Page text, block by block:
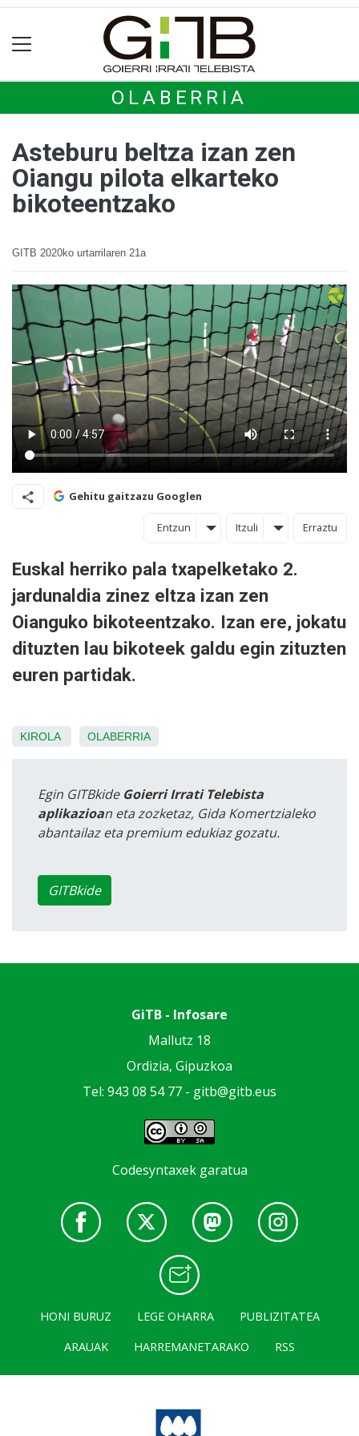
OLABERRIA
Asteburu beltza izan zen
Oiangu pilota elkarteko
bikoteentzako
GITB 2020ko urtarrilaren 21a
Gehitu gaitzazu Googlen
Entzun Itzuli Erraztu
Euskal herriko pala txapelketako 2.
jardunaldia zinez eltza izan zen
Oianguko bikoteentzako. Izan ere, jokatu
dituzten lau bikoteek galdu egin zituzten
euren partidak.
KIROLA OLABERRIA
Egin GITBkide Goierri Irrati Telebista
aplikazioan eta zozketaz, Gida Komertzialeko
abantailaz eta premium edukiaz gozatu.
GITBkide
GiTB - Infosare
Mallutz 18
Ordizia, Gipuzkoa
Tel: 943 08 54 77 - gitb@gitb.eus
Codesyntaxek garatua
HONI BURUZ LEGE OHARRA
PUBLIZITATEA
ARAUAK
HARREMANETARAKO RSS